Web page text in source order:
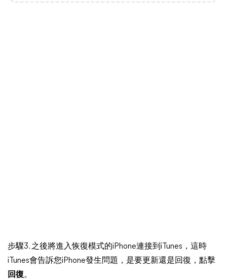
步驟3. 之後將進入恢復模式的iPhone連接到iTunes，這時
iTunes會告訴您iPhone發生問題，是要更新還是回復，點擊
回復。